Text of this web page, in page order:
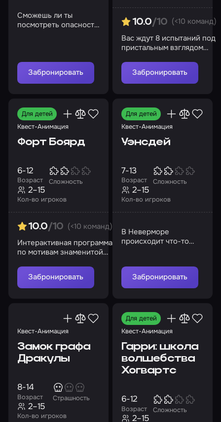
Сможешь ли ты
посмотреть опасности
Забронировать
10.0/10 (<10 команд)
Вас ждут 8 испытаний под
пристальным взглядом
Забронировать
Для детей
Квест-Анимация
Форт Боярд
Возраст
6-12
Сложность
Кол-во игроков
2–15
10.0/10 (<10 команд)
Интерактивная программа
по мотивам знаменитой
Боярд»
Забронировать
Для детей
Квест-Анимация
Уэнсдей
Возраст
7-13
Сложность
Кол-во игроков
2–15
В Неверморе
происходит что-то
Забронировать
Квест-Анимация
Замок графа
Дракулы
Возраст
8-14
Страшность
Кол-во игроков
2–15
Для детей
Квест-Анимация
Гарри: школа
волшебства
Хогвартс
Возраст
6-12
Сложность
2–15